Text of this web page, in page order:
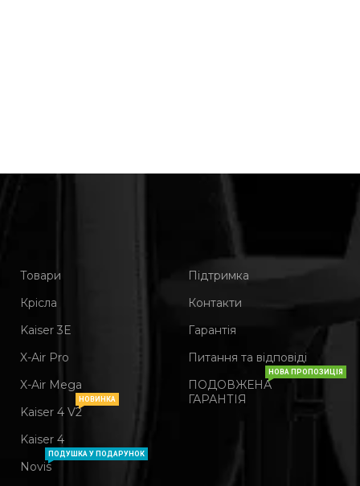
Товари
Крісла
Kaiser 3Е
X-Air Pro
X-Air Mega
Kaiser 4 V2
НОВИНКА
Kaiser 4
Novis
ПОДУШКА У ПОДАРУНОК
Підтримка
Контакти
Гарантія
Питання та відповіді
ПОДОВЖЕНА
ГАРАНТІЯ
НОВА ПРОПОЗИЦІЯ